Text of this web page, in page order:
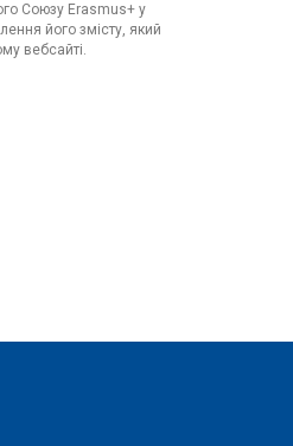
Союзу Erasmus+ у
його змісту, який
вебсайті.